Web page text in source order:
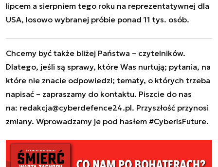
lipcem a sierpniem tego roku na reprezentatywnej dla
USA, losowo wybranej próbie ponad 11 tys. osób.
Chcemy być także bliżej Państwa – czytelników.
Dlatego, jeśli są sprawy, które Was nurtują; pytania, na
które nie znacie odpowiedzi; tematy, o których trzeba
napisać – zapraszamy do kontaktu. Piszcie do nas
na: redakcja@cyberdefence24.pl. Przyszłość przynosi
zmiany. Wprowadzamy je pod hasłem #CyberIsFuture.